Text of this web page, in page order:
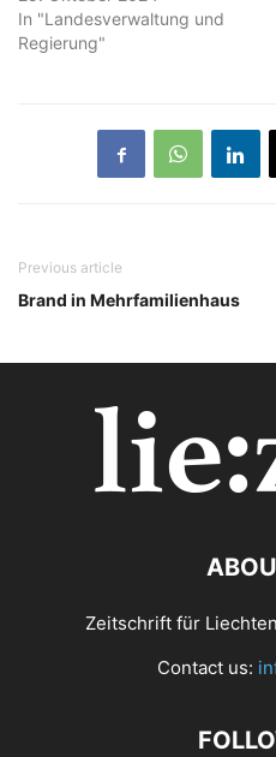
In "Landesverwaltung und
Regierung"
Previous article
Brand in Mehrfamilienhaus
Zeitschrift für
Contact us: